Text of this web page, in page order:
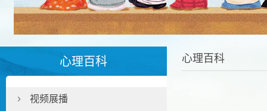
心理百科
视频展播
心理百科